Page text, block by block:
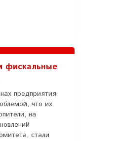
фискальные
предприятия
что их
на
стали